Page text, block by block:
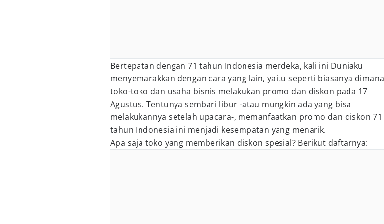
Bertepatan dengan 71 tahun Indonesia merdeka, kali ini Duniaku
menyemarakkan dengan cara yang lain, yaitu seperti biasanya dimana
toko-toko dan usaha bisnis melakukan promo dan diskon pada 17
Agustus. Tentunya sembari libur -atau mungkin ada yang bisa
melakukannya setelah upacara-, memanfaatkan promo dan diskon 71
tahun Indonesia ini menjadi kesempatan yang menarik.
Apa saja toko yang memberikan diskon spesial? Berikut daftarnya: